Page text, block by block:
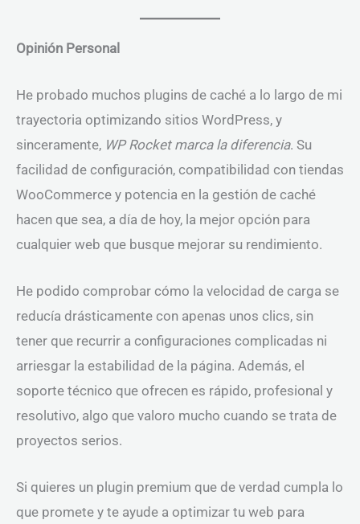
Opinión Personal
He probado muchos plugins de caché a lo largo de mi
trayectoria optimizando sitios WordPress, y
sinceramente, WP Rocket marca la diferencia. Su
facilidad de configuración, compatibilidad con tiendas
WooCommerce y potencia en la gestión de caché
hacen que sea, a día de hoy, la mejor opción para
cualquier web que busque mejorar su rendimiento.
He podido comprobar cómo la velocidad de carga se
reducía drásticamente con apenas unos clics, sin
tener que recurrir a configuraciones complicadas ni
arriesgar la estabilidad de la página. Además, el
soporte técnico que ofrecen es rápido, profesional y
resolutivo, algo que valoro mucho cuando se trata de
proyectos serios.
Si quieres un plugin premium que de verdad cumpla lo
que promete y te ayude a optimizar tu web para